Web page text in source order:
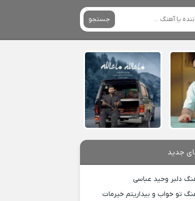
جستجو
جدید
دلبر وحید عباسی
تو خواب و بیداریتم خیرمات